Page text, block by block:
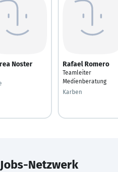
Noster Rafael Romero
Teamleiter
Medienberatung
Karben
Netzwerk